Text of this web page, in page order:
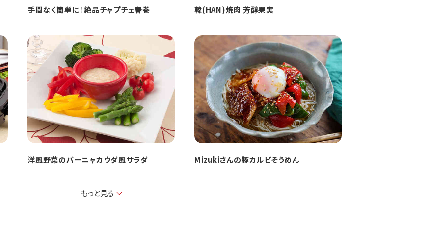
手間なく簡単に！絶品チャプチェ春巻 韓(HAN)焼肉 芳醇果実
洋風野菜のバーニャカウダ風サラダ Mizukiさんの豚カルビそうめん
もっと見る